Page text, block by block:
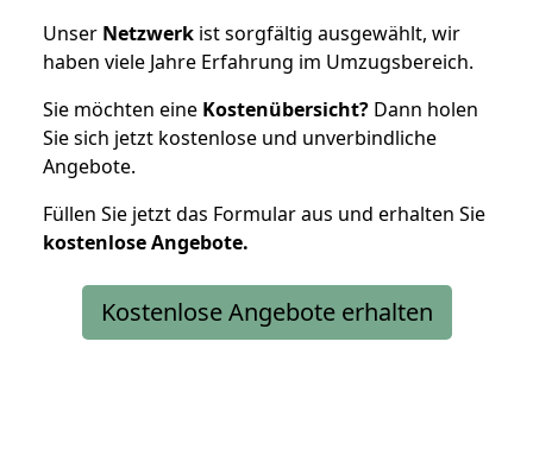
Unser Netzwerk ist sorgfältig ausgewählt, wir
haben viele Jahre Erfahrung im Umzugsbereich.
Sie möchten eine Kostenübersicht? Dann holen
Sie sich jetzt kostenlose und unverbindliche
Angebote.
Füllen Sie jetzt das Formular aus und erhalten Sie
kostenloseAngebote.
Kostenlose Angebote erhalten